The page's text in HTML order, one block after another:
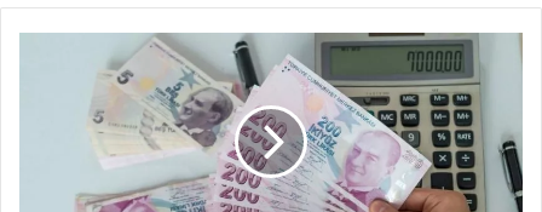
اللّيرة
التركية
مستوى
لها
مقابل